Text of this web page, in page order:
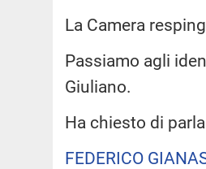
La Camera
Passiamo agli
Giuliano.
Ha chiesto di
FEDERICO